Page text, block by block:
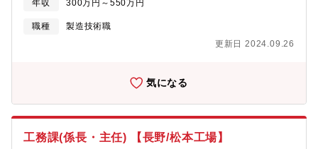
色の調合、試作 ※スクリーン印刷は、高い耐久性や鮮やかな色
彩が特徴の手法です。【魅力】■印刷から成型・切削まで一気通貫
業ほぼなしなどホワイトな環境■各製造工程において、長年培った
景として、お客様の要望に対して素早くタイムリーに応えること
ができる【募集背景】現在代表が経営管理部長も兼任していいる
ため本来の業務に専念できるようにするための増員。【組織構
成】10名(30代～60代が在籍、全員が業界未経験からの入社)※工
場内は冷房もございます。
年収 300万円～550万円
職種
製造技術職
更新日 2024.09.26
気になる
工務課(係長・主任) 【長野/松本工場】